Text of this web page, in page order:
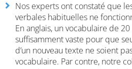
Nos experts ont constaté que
verbales habituelles ne
En anglais, un vocabulaire de
suffisamment vaste pour que
d’un nouveau texte ne soient
vocabulaire. Par contre, notre